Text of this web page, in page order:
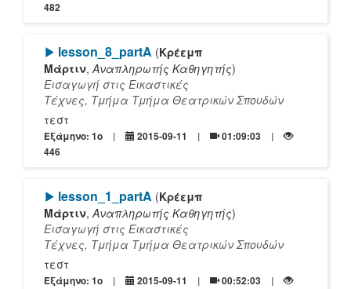
482
[Play]
lesson_8_partΑ (Κρέεμπ
Μάρτιν,Αναπληρωτής Καθηγητής)
Εισαγωγή στις Εικαστικές
Τέχνες, Τμήμα Τμήμα Θεατρικών Σπουδών
τεστ
Εξάμηνο: 1o 2015-09-11
01:09:03
446
[Play]
lesson_1_partA (Κρέεμπ
Μάρτιν,Αναπληρωτής Καθηγητής)
Εισαγωγή στις Εικαστικές
Τέχνες, Τμήμα Τμήμα Θεατρικών Σπουδών
τεστ
Εξάμηνο: 1o 2015-09-11
00:52:03